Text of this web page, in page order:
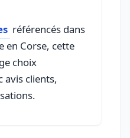
référencés dans
en Corse, cette
choix
avis clients,